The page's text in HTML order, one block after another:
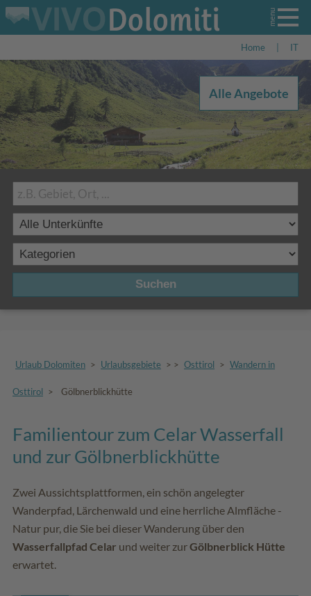
Home IT
Suchen
Alle Angebote
Urlaub Dolomiten > Urlaubsgebiete > > Osttirol > Wandern in
Osttirol > Gölbnerblickhütte
Familientour zum Celar Wasserfall
und zur Gölbnerblickhütte
Zwei Aussichtsplattformen, ein schön angelegter
Wanderpfad, Lärchenwald und eine herrliche Almfläche -
Natur pur, die Sie bei dieser Wanderung über den
Wasserfallpfad Celar und weiter zurGölbnerblick Hütte
erwartet.